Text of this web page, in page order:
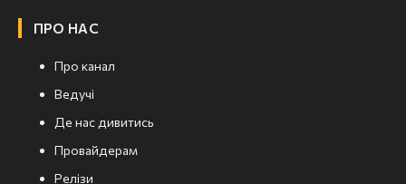
ПРО НАС
Про канал
Ведучі
Де нас дивитись
Провайдерам
Релізи